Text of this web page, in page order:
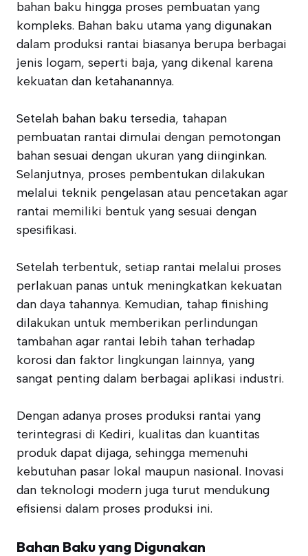
bahan baku hingga proses pembuatan yang
kompleks. Bahan baku utama yang digunakan
dalam produksi rantai biasanya berupa berbagai
jenis logam, seperti baja, yang dikenal karena
kekuatan dan ketahanannya.
Setelah bahan baku tersedia, tahapan
pembuatan rantai dimulai dengan pemotongan
bahan sesuai dengan ukuran yang diinginkan.
Selanjutnya, proses pembentukan dilakukan
melalui teknik pengelasan atau pencetakan agar
rantai memiliki bentuk yang sesuai dengan
spesifikasi.
Setelah terbentuk, setiap rantai melalui proses
perlakuan panas untuk meningkatkan kekuatan
dan daya tahannya. Kemudian, tahap finishing
dilakukan untuk memberikan perlindungan
tambahan agar rantai lebih tahan terhadap
korosi dan faktor lingkungan lainnya, yang
sangat penting dalam berbagai aplikasi industri.
Dengan adanya proses produksi rantai yang
terintegrasi di Kediri, kualitas dan kuantitas
produk dapat dijaga, sehingga memenuhi
kebutuhan pasar lokal maupun nasional. Inovasi
dan teknologi modern juga turut mendukung
efisiensi dalam proses produksi ini.
Bahan Baku yang Digunakan